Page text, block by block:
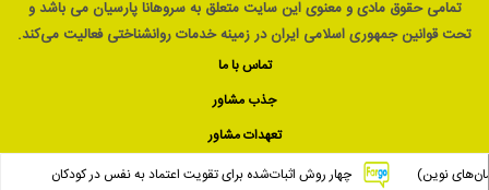
تمامی حقوق مادی و معنوی این سایت متعلق به سروهانا پارسیان می باشد و
تحت قوانین جمهوری اسلامی ایران در زمینه خدمات روانشناختی فعالیت می‌کند.
تماس با ما
جذب مشاور
تعهدات مشاور
چهار روش اثبات‌شده برای تقویت اعتماد به نفس در کودکان
گروه‌ درمانی